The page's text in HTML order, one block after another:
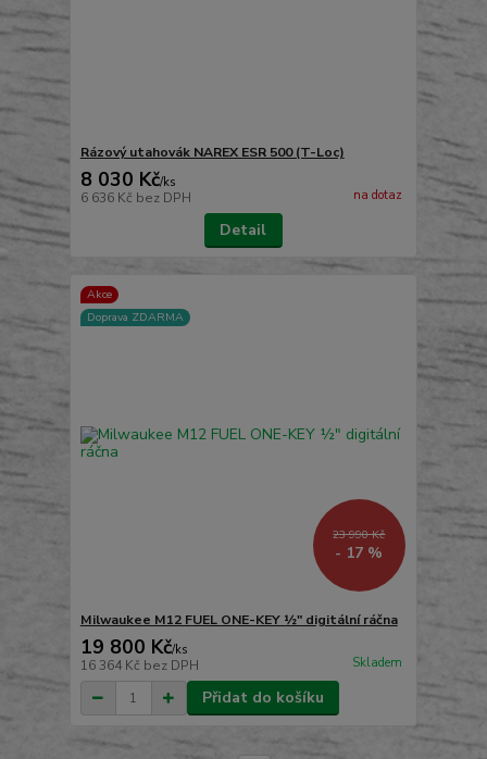
Rázový utahovák NAREX ESR 500 (T-Loc)
8 030 Kč/ks
6 636 Kč bez DPH na dotaz
Detail
Akce
Doprava ZDARMA
23 990 Kč
- 17 %
Milwaukee M12 FUEL ONE-KEY ½″ digitální ráčna
19 800 Kč/ks
16 364 Kč bez DPH Skladem
Přidat do košíku